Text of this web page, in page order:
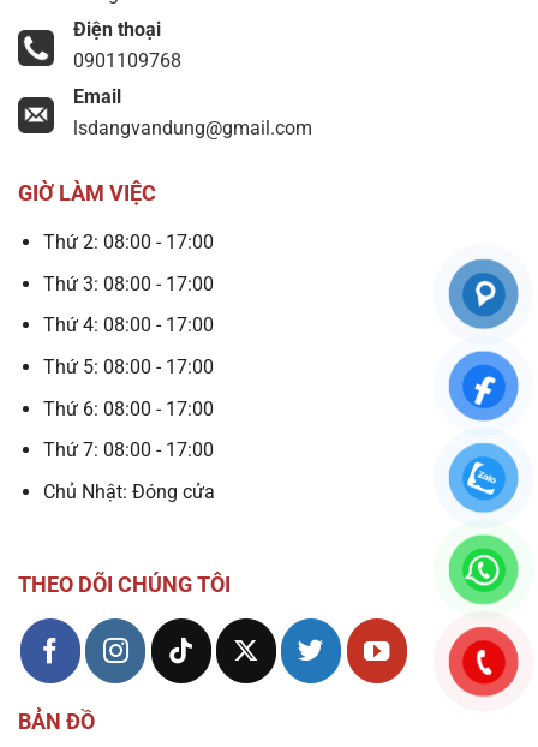
Điện thoại
0901109768
Email
lsdangvandung@gmail.com
GIỜ LÀM VIỆC
Thứ 2: 08:00 - 17:00
Thứ 3: 08:00 - 17:00
Thứ 4: 08:00 - 17:00
Thứ 5: 08:00 - 17:00
Thứ 6: 08:00 - 17:00
Thứ 7: 08:00 - 17:00
Chủ Nhật: Đóng cửa
THEO DÕI CHÚNG TÔI
BẢN ĐỒ